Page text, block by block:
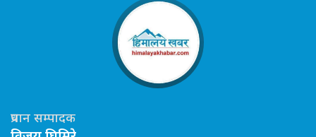
प्रधान सम्पादक